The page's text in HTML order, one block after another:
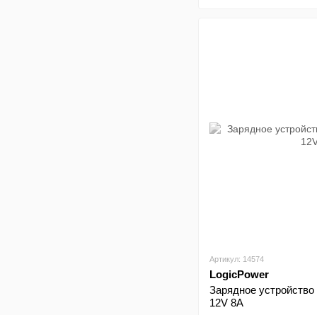
Артикул: 14574
LogicPower
Зарядное
12V 8A